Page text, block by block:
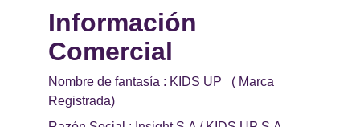
Información
Comercial
Nombre de fantasía : KIDS UP   ( Marca
Registrada)